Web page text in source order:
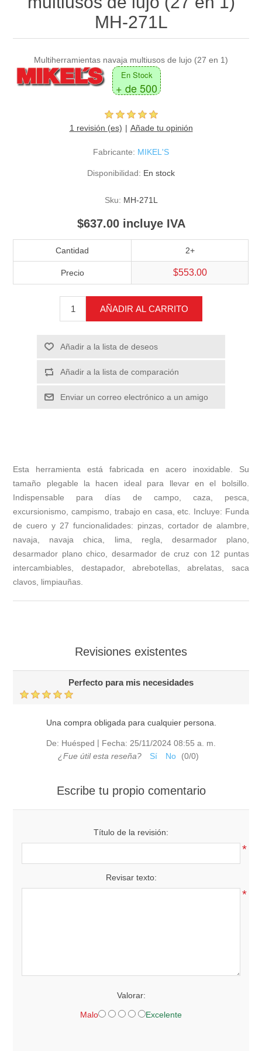
MH-271L
Multiherramientas navaja multiusos de lujo (27 en 1)
En Stock
+ de 500
1 revisión (es) Añade tu opinión
Fabricante: MIKEL'S
Disponibilidad: En stock
Sku: MH-271L
$637.00 incluye IVA
Cantidad 2+
Precio $553.00
AÑADIR AL CARRITO
Añadir a la lista de deseos
Añadir a la lista de comparación
Enviar un correo electrónico a un amigo
Esta herramienta está fabricada en acero inoxidable. Su
tamaño plegable la hacen ideal para llevar en el bolsillo.
Indispensable para días de campo, caza, pesca,
excursionismo, campismo, trabajo en casa, etc. Incluye: Funda
de cuero y 27 funcionalidades: pinzas, cortador de alambre,
navaja, navaja chica, lima, regla, desarmador plano,
desarmador plano chico, desarmador de cruz con 12 puntas
intercambiables, destapador, abrebotellas, abrelatas, saca
clavos, limpiauñas.
Revisiones existentes
Perfecto para mis necesidades
Una compra obligada para cualquier persona.
De: Huésped | Fecha: 25/11/2024 08:55 a. m.
¿Fue útil esta reseña?
Sí No (0/0)
Escribe tu propio comentario
Título de la revisión:
*
Revisar texto:
*
Valorar:
Malo Excelente